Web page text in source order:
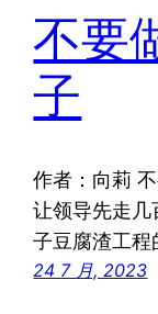
不要
子
作者：向莉
让领导先走
子豆腐渣工
24 7 月, 2023